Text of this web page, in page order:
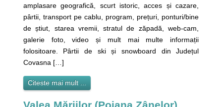
amplasare geografică, scurt istoric, acces și cazare,
pârtii, transport pe cablu, program, prețuri, ponturi/bine
de știut, starea vremii, stratul de zăpadă, web-cam,
galerie foto, video și mult mai multe informații
folositoare. Pârtii de ski și snowboard din Județul
Covasna […]
Citeste mai mult ...
Valea Măriilor (Poiana Zânelor)